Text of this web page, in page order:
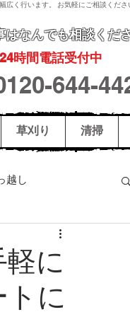
く行います。 お気軽にご相談くださ
24時間電話受付中
644-
はなんでも相談くださ
草刈り 清掃
越し
スズメバチ駆除
和歌山市
に
に